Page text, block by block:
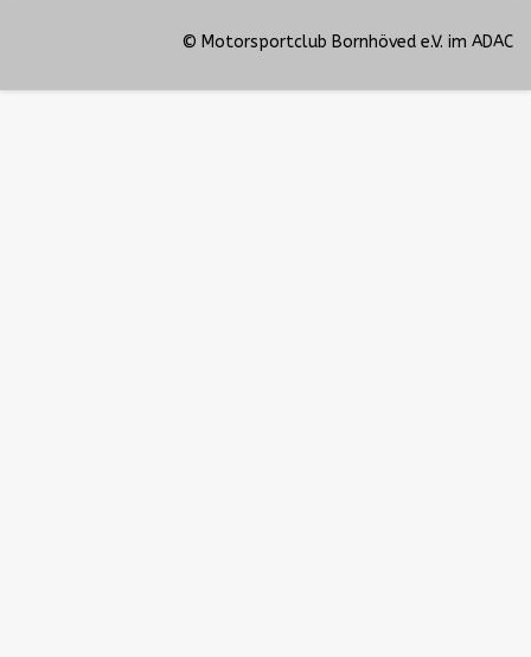
© Motorsportclub Bornhöved e.V. im ADAC